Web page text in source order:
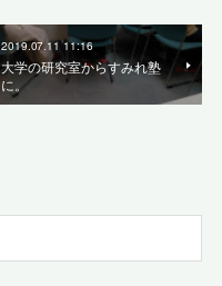
2019.07.11 11:16
大学の研究室からすみれ塾
に。